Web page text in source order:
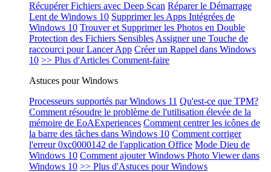
Récupérer Fichiers avec Deep Scan Réparer le Démarrage
Lent de Windows 10 Supprimer les Apps Intégrées de
Windows 10 Trouver et Supprimer les Photos en Double
Protection des Fichiers Sensibles Assigner une Touche de
raccourci pour Lancer App Créer un Rappel dans Windows
10 >> Plus d'Articles Comment-faire
Astuces pour Windows
Processeurs supportés par Windows 11 Qu'est-ce que TPM?
Comment résoudre le problème de l'utilisation élevée de la
mémoire de EoAExperiences Comment centrer les icônes de
la barre des tâches dans Windows 10 Comment corriger
l'erreur 0xc0000142 de l'application Office Mode Dieu de
Windows 10 Comment ajouter Windows Photo Viewer dans
Windows 10 >> Plus d'Astuces pour Windows